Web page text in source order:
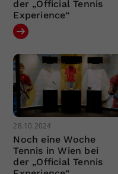
der „Official Tennis
Experience“
28.10.2024
Noch eine Woche
Tennis in Wien bei
der „Official Tennis